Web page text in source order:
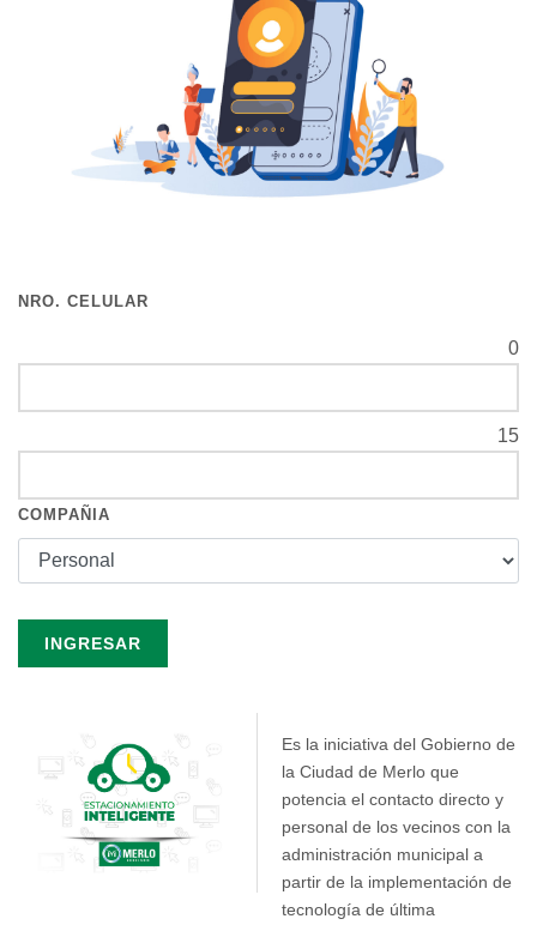
NRO. CELULAR
0
15
COMPAÑIA
Es la iniciativa del Gobierno de
la Ciudad de Merlo que
potencia el contacto directo y
personal de los vecinos con la
administración municipal a
partir de la implementación de
tecnología de última